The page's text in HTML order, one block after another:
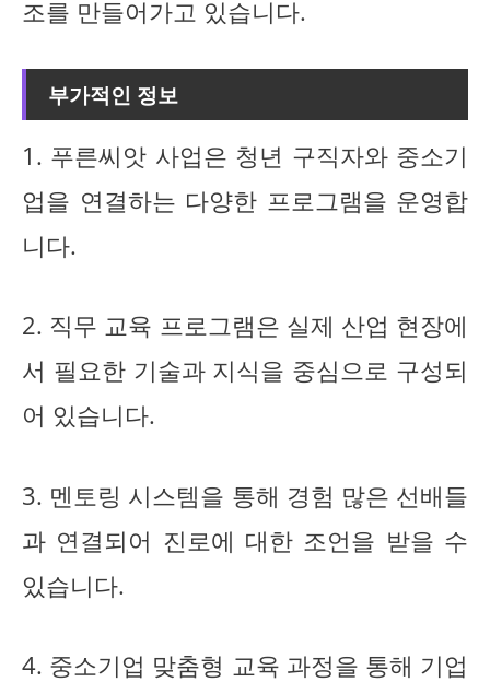
조를 만들어가고 있습니다.
부가적인 정보
1. 푸른씨앗 사업은 청년 구직자와 중소기
업을 연결하는 다양한 프로그램을 운영합
니다.
2. 직무 교육 프로그램은 실제 산업 현장에
서 필요한 기술과 지식을 중심으로 구성되
어 있습니다.
3. 멘토링 시스템을 통해 경험 많은 선배들
과 연결되어 진로에 대한 조언을 받을 수
있습니다.
4. 중소기업 맞춤형 교육 과정을 통해 기업